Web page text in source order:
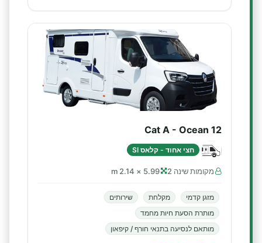
Cat A - Ocean 12
חצי אחוד - קלאס SI
מקומות שינה 2 5.99 × 2.14 m
מזגן קדמי מקלחת
שירותים
מותרת הסעת חיות מחמד
מותאם לנסיעה בתנאי חורף / קיפאון